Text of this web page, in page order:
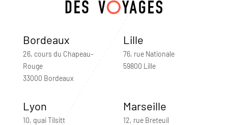
Bordeaux
26, cours du Chapeau-
Rouge
33000 Bordeaux
Lille
76, rue Nationale
59800 Lille
Lyon
10, quai Tilsitt
Marseille
12, rue Breteuil